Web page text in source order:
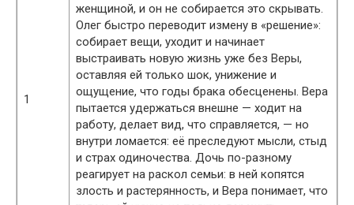
1
женщиной, и он не собирается это скрывать.
Олег быстро переводит измену в «решение»:
собирает вещи, уходит и начинает
выстраивать новую жизнь уже без Веры,
оставляя ей только шок, унижение и
ощущение, что годы брака обесценены. Вера
пытается удержаться внешне — ходит на
работу, делает вид, что справляется, — но
внутри ломается: её преследуют мысли, стыд
и страх одиночества. Дочь по-разному
реагирует на раскол семьи: в ней копятся
злость и растерянность, и Вера понимает, что